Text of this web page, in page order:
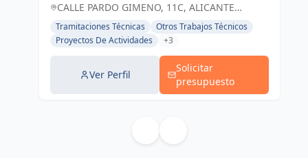
CALLE PARDO GIMENO, 11C, ALICANTE
(ALACANT), ESPAÑA, España
Tramitaciones Técnicas
Otros Trabajos Técnicos
Proyectos De Actividades
+3
Ver Perfil
Solicitar
presupuesto